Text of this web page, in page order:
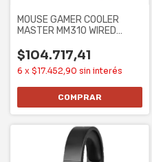
MOUSE GAMER COOLER
MASTER MM310 WIRED
$104.717,41
6 x $17.452,90 sin interés